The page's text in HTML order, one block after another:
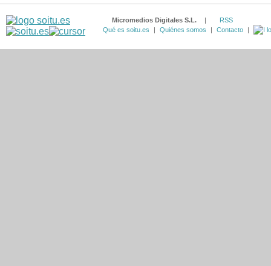
Micromedios Digitales S.L. |
RSS
Qué es soitu.es
| Quiénes somos | Contacto |